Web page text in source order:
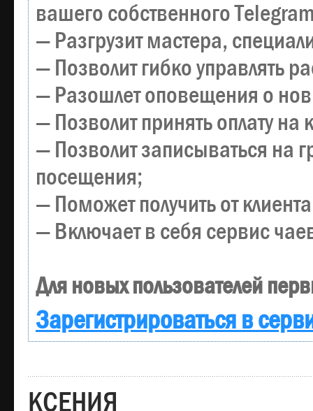
вашего собственного
— Разгрузит мастера,
— Позволит гибко управлять
— Разошлет оповещения о
— Позволит принять оплату
— Позволит записываться на
посещения;
— Поможет получить от
— Включает в себя сервис
Для новых пользователей
Зарегистрироваться в
КСЕНИЯ